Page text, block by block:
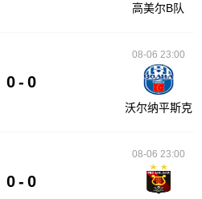
高美尔B队
0 - 0
08-06 23:00
沃尔纳平斯克
0 - 0
08-06 23:00